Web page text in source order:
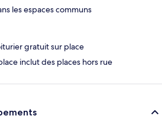
les espaces communs
gratuit sur place
inclut des places hors rue